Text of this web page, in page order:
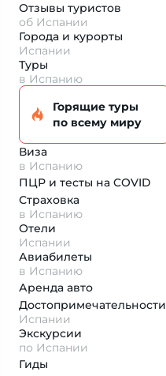
Отзывы туристов
об Испании
Города и курорты
Испании
Туры
в Испанию
Горящие туры
по всему миру
Виза
в Испанию
ПЦР и тесты на COVID
Страховка
в Испанию
Отели
Испании
Авиабилеты
в Испанию
Аренда авто
Достопримеча­тельности
Испании
Экскурсии
по Испании
Гиды